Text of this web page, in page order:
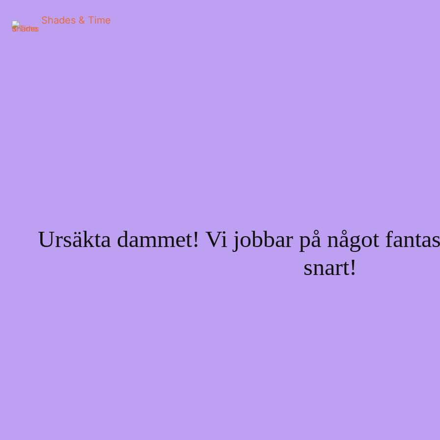
Shades & Time
Ursäkta dammet! Vi jobbar på något
snart!